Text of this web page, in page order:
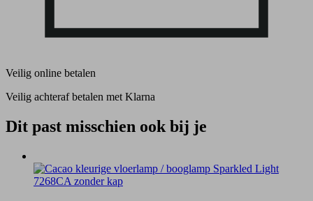
Veilig online betalen
Veilig achteraf betalen met Klarna
Dit past misschien ook bij je